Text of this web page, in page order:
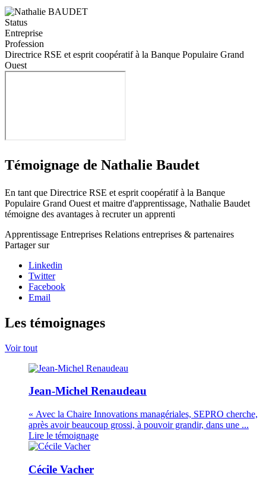
Status
Entreprise
Profession
Directrice RSE et esprit coopératif à la Banque Populaire Grand
Ouest
Témoignage de Nathalie Baudet
En tant que Directrice RSE et esprit coopératif à la Banque
Populaire Grand Ouest et maitre d'apprentissage, Nathalie Baudet
témoigne des avantages à recruter un apprenti
Apprentissage Entreprises Relations entreprises & partenaires
Partager sur
Linkedin
Twitter
Facebook
Email
Les témoignages
Voir tout
Jean-Michel Renaudeau
« Avec la Chaire Innovations managériales, SEPRO cherche,
après avoir beaucoup grossi, à pouvoir grandir, dans une ...
Lire le témoignage
Cécile Vacher